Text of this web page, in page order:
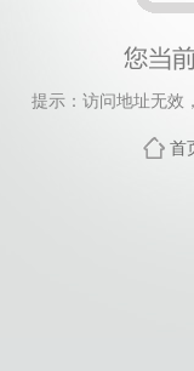
提示：访问地址无效
首